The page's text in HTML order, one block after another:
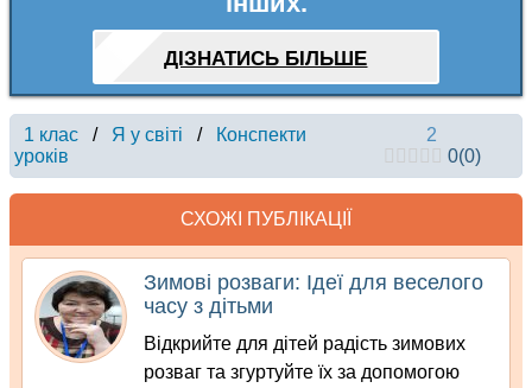
ДІЗНАТИСЬ БІЛЬШЕ
1 клас / Я у світі /
Конспекти
уроків
2
0(0)
СХОЖІ ПУБЛІКАЦІЇ
Зимові розваги: Ідеї для веселого
часу з дітьми
Відкрийте для дітей радість зимових
розваг та згуртуйте їх за допомогою